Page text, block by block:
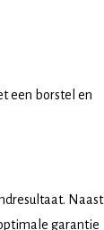
een borstel en
Naast
garantie